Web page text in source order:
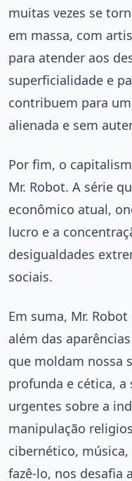
muitas vezes se
em massa, com
para atender aos
superficialidade e
contribuem para
alienada e sem
Por fim, o
Mr. Robot. A série
econômico atual,
lucro e a
desigualdades
sociais.
Em suma, Mr.
além das
que moldam nossa
profunda e cética, a
urgentes sobre a
manipulação
cibernético,
fazê-lo, nos desafia